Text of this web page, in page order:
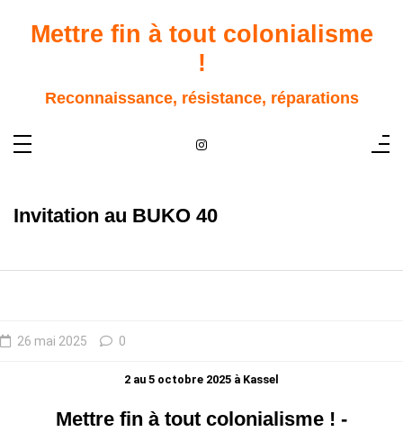
contenuMettre fin à tout colonialisme
!
Reconnaissance, résistance, réparations
Invitation au BUKO 40
26 mai 2025 0
2 au 5 octobre 2025 à Kassel
Mettre fin à tout colonialisme ! -